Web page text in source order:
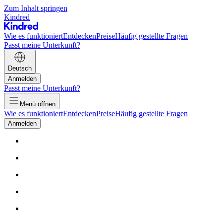
Zum Inhalt springen
Kindred
Wie es funktioniertEntdeckenPreiseHäufig gestellte Fragen
Passt meine Unterkunft?
Deutsch
Anmelden
Passt meine Unterkunft?
Menü öffnen
Wie es funktioniertEntdeckenPreiseHäufig gestellte Fragen
Anmelden